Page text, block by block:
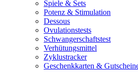
Spiele & Sets
Potenz & Stimulation
Dessous
Ovulationstests
Schwangerschaftstest
Verhütungsmittel
Zyklustracker
Geschenkkarten &